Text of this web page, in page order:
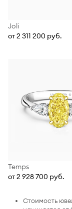
Joli
от 2 311 200 руб.
Temps
от 2 928 700 руб.
Стоимость